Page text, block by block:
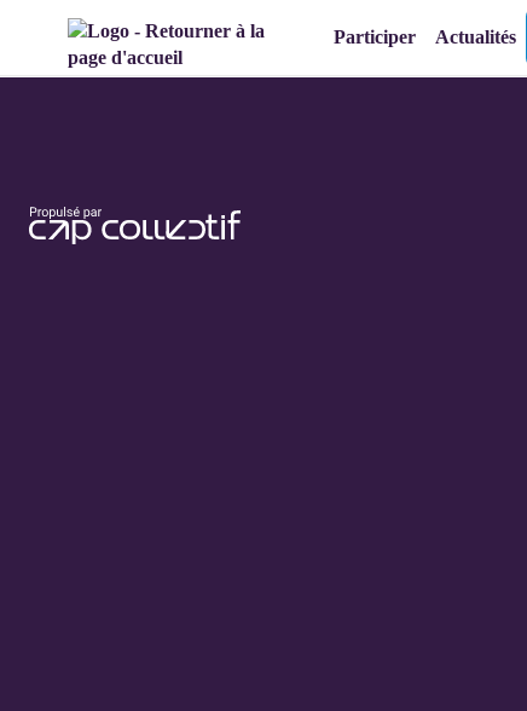
Aller au menu Aller au contenu
Participer Actualités